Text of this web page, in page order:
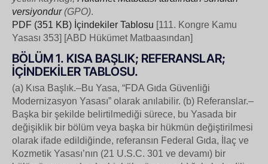
versiyondur(GPO).
PDF (351 KB) İçindekiler Tablosu [111. Kongre Kamu
Yasası 353] [ABD Hükümet Matbaasından]
BÖLÜM 1. KISA BAŞLIK; REFERANSLAR;
İÇİNDEKİLER TABLOSU.
(a) Kısa Başlık.–Bu Yasa, “FDA Gıda Güvenliği
Modernizasyon Yasası” olarak anılabilir. (b) Referanslar.–
Başka bir şekilde belirtilmediği sürece, bu Yasada bir
değişiklik bir bölüm veya başka bir hükmün değiştirilmesi
olarak ifade edildiğinde, referansın Federal Gıda, İlaç ve
Kozmetik Yasası’nın (21 U.S.C. 301 ve devamı) bir